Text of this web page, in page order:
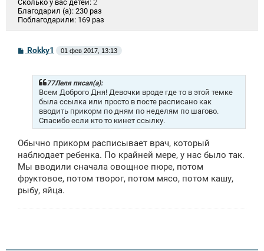
Сколько у вас детей: 2
Благодарил (а): 230 раз
Поблагодарили: 169 раз
СRokky1 01 фев 2017, 13:13
77Леля писал(а):
Всем Доброго Дня! Девочки вроде где то в этой темке
была ссылка или просто в посте расписано как
вводить прикорм по дням по неделям по шагово.
Спасибо если кто то кинет ссылку.
Обычно прикорм расписывает врач, который
наблюдает ребенка. По крайней мере, у нас было так.
Мы вводили сначала овощное пюре, потом
фруктовое, потом творог, потом мясо, потом кашу,
рыбу, яйца.